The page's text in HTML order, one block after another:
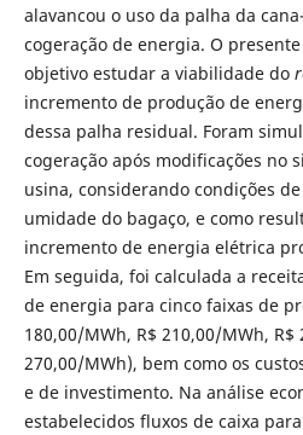
alavancou o uso da palha da
cogeração de energia. O
objetivo estudar a viabilidade do
incremento de produção de
dessa palha residual. Foram
cogeração após modificações no
usina, considerando condições
umidade do bagaço, e como
incremento de energia elétrica
Em seguida, foi calculada a
de energia para cinco faixas de
180,00/MWh, R$ 210,00/MWh, R$
270,00/MWh), bem como os
e de investimento. Na análise
estabelecidos fluxos de caixa